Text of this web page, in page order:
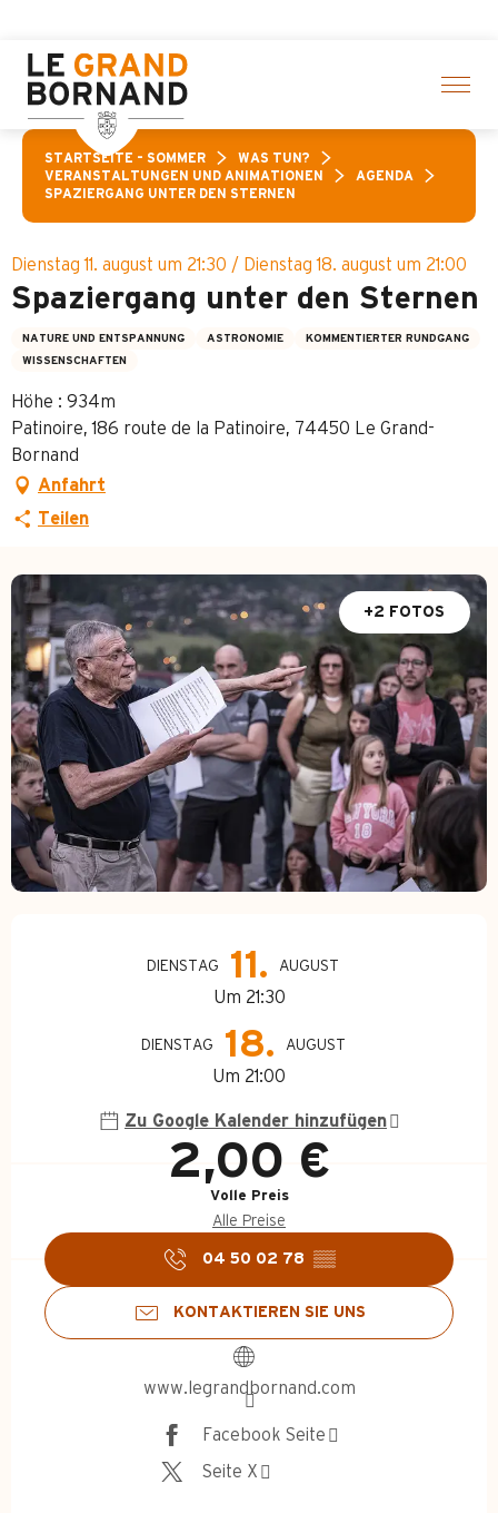
contenu
principal
STARTSEITE – SOMMER
WAS TUN?
VERANSTALTUNGEN UND ANIMATIONEN
AGENDA
SPAZIERGANG UNTER DEN STERNEN
Dienstag 11. august um 21:30 / Dienstag 18. august um 21:00
Spaziergang unter den Sternen
NATURE UND ENTSPANNUNG ASTRONOMIE
KOMMENTIERTER RUNDGANG
WISSENSCHAFTEN
Höhe : 934m
Patinoire, 186 route de la Patinoire, 74450 Le Grand-
Bornand
Anfahrt
Teilen
+2 FOTOS
Öffnungszeiten &
DIENSTAG 11. AUGUST
Um 21:30
DIENSTAG 18. AUGUST
Um 21:00
Zu Google Kalender hinzufügen
2,00 €
Volle Preis
Alle Preise
04 50 02 78 ▒▒
KONTAKTIEREN SIE UNS
www.legrandbornand.com
Facebook Seite
Seite X